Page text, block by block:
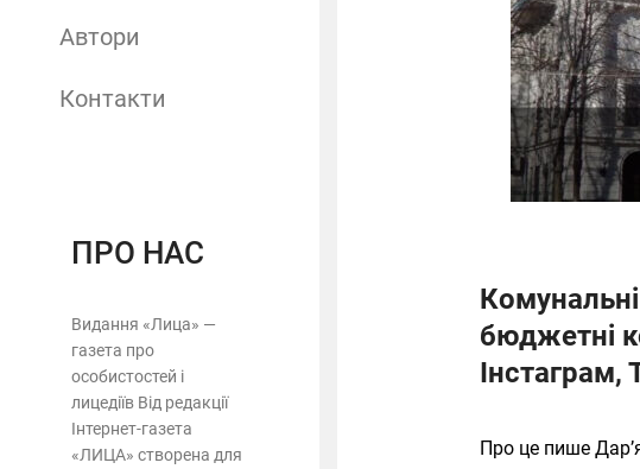
Автори
Контакти
ПРО НАС
Видання «Лица» —
газета про
особистостей і
лицедіїв Від редакції
Інтернет-газета
«ЛИЦА» створена для
бюджетні
Інстаграм,
Про це пише